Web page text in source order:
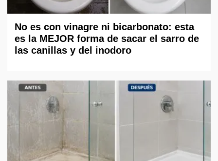
No es con vinagre ni bicarbonato: esta
es la MEJOR forma de sacar el sarro de
las canillas y del inodoro